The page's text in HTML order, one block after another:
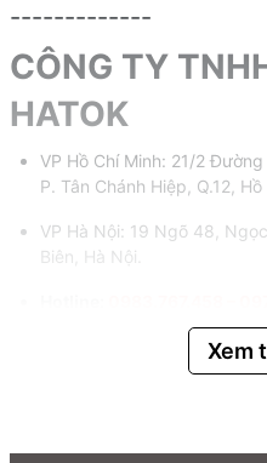
-------------
CÔNG TY
HATOK
VP Hồ Chí Minh: 21/2 Đường
P. Tân Chánh Hiệp, Q.12, Hồ
VP Hà Nội: 19 Ngõ 48,
Biên, Hà Nội.
Xem